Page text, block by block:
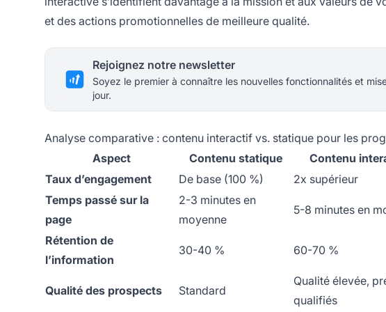
et des actions promotionnelles de meilleure qualité.
Rejoignez notre newsletter
Soyez le premier à connaître les nouvelles fonctionnalités et
jour.
Analyse comparative : contenu interactif vs. statique pour les
Aspect
Contenu statique Contenu
Taux d’engagement
De base (100 %) 2x supérieur
Temps passé sur la
page
2-3 minutes en
moyenne
5-8 minutes en
Rétention de
l’information
30-40 % 60-70 %
Qualité des prospects Standard
Qualité élevée,
qualifiés